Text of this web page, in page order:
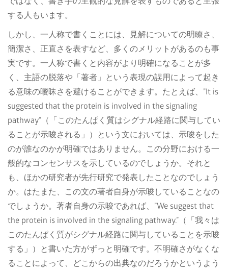
する人もいます。
しかし、一人称で書くことには、見解についての明瞭さ、
簡潔さ、正直さを表すなど、多くのメリットがあるのも事
実です。一人称で書くと内容がより明確になることが多
く、主語の脱落や「著者」という表現の誤用によって起き
る意味の曖昧さを避けることができます。たとえば、”It is
suggested that the protein is involved in the signaling
pathway”（「このたんぱく質はシグナル経路に関与してい
ることが示唆される」）という文においては、示唆をした
のが誰なのかが明確ではありません。この分野における一
般的なコンセンサスを示しているのでしょうか。それと
も、ほかの研究者が先行研究で発表したことなのでしょう
か。はたまた、この文の著者自身が示唆していることなの
でしょうか。著者自身の示唆であれば、”We suggest that
the protein is involved in the signaling pathway.”（「我々は
このたんぱく質がシグナル経路に関与していることを示唆
する」）と書いた方がずっと明確です。不明確さがなくな
ることによって、どこからの出典なのだろうかというよう